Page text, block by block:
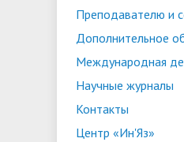
• Конкурсы на
должностей
• Олимпиада
малых городов"
ориентации и
трудоустройству
«Карьера»
• Платные
• Стипендии и
обучающихся
• Абитуриенту
Преподавателю и
Дополнительное
Международная
Научные журналы
Контакты
Центр «Ин'Яз»